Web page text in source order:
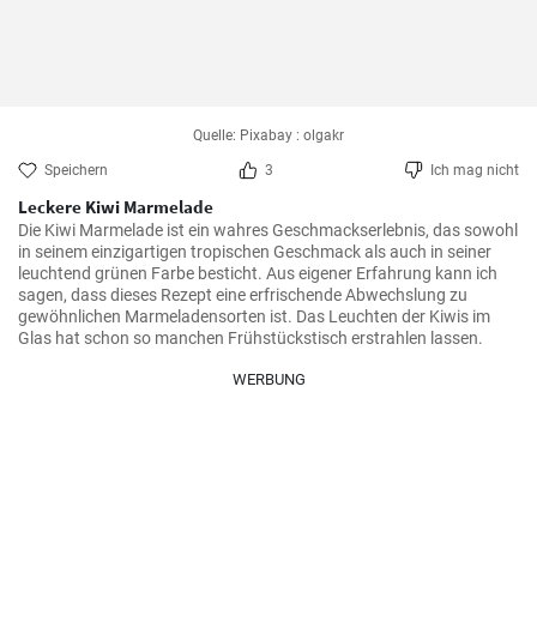
Quelle: Pixabay : olgakr
Speichern 3 Ich mag nicht
Leckere Kiwi Marmelade
Die Kiwi Marmelade ist ein wahres Geschmackserlebnis, das sowohl
in seinem einzigartigen tropischen Geschmack als auch in seiner
leuchtend grünen Farbe besticht. Aus eigener Erfahrung kann ich
sagen, dass dieses Rezept eine erfrischende Abwechslung zu
gewöhnlichen Marmeladensorten ist. Das Leuchten der Kiwis im
Glas hat schon so manchen Frühstückstisch erstrahlen lassen.
WERBUNG